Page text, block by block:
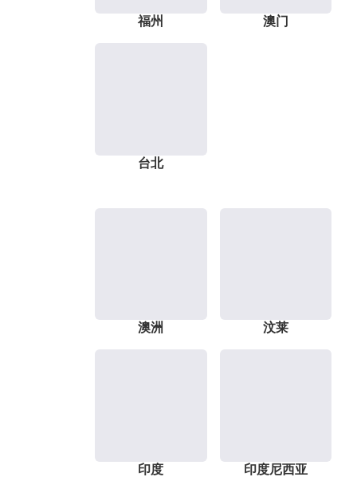
福州 澳门
台北
澳洲 汶莱
印度 印度尼西亚